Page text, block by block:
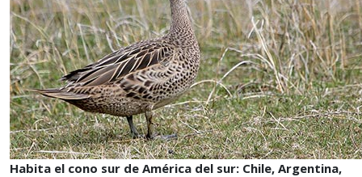
Habita el cono sur de América del sur: Chile, Argentina,